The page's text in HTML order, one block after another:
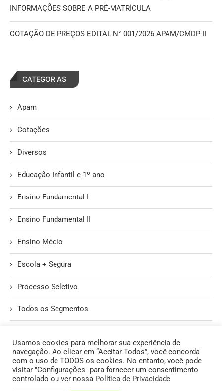
INFORMAÇÕES SOBRE A PRÉ-MATRÍCULA
COTAÇÃO DE PREÇOS EDITAL N° 001/2026 APAM/CMDP II
CATEGORIAS
Apam
Cotações
Diversos
Educação Infantil e 1º ano
Ensino Fundamental I
Ensino Fundamental II
Ensino Médio
Escola + Segura
Processo Seletivo
Todos os Segmentos
Usamos cookies para melhorar sua experiência de
navegação. Ao clicar em “Aceitar Todos”, você concorda
com o uso de TODOS os cookies. No entanto, você pode
visitar "Configurações" para fornecer um consentimento
controlado ou ver nossa Política de Privacidade